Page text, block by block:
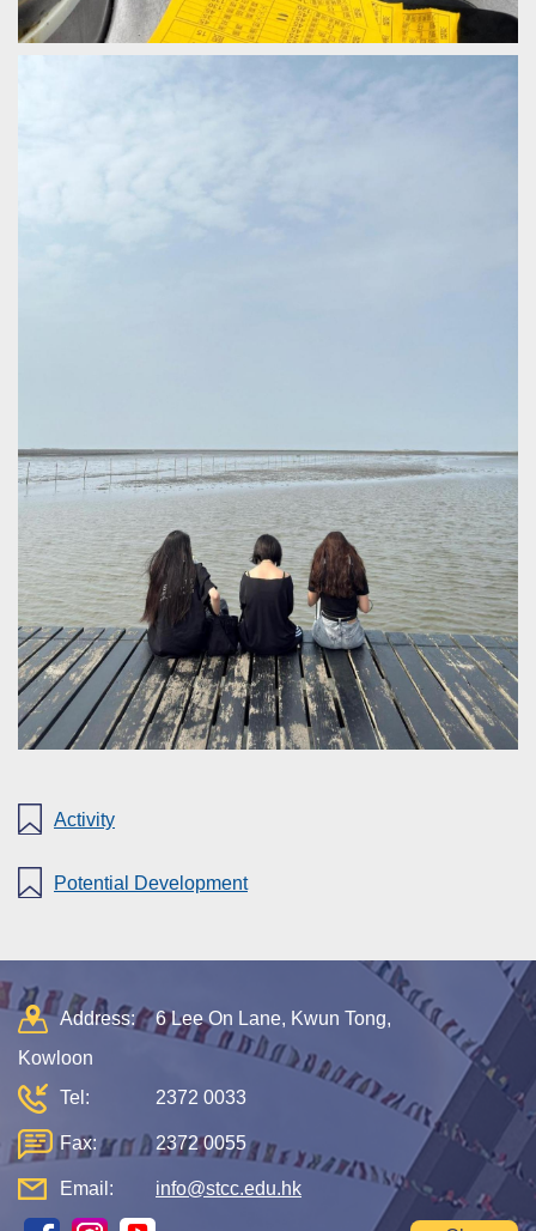
Activity
Potential Development
Address:
6 Lee On Lane, Kwun Tong,
Kowloon
Tel:
2372 0033
Fax: 2372 0055
Email: info@stcc.edu.hk